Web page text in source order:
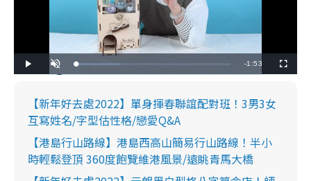
l
n
e
L
o
d
:
2
8
.
7
%
R
m
i
-1:53
u
c
r
【新年好去處2022】單身揮春聯誼配對班！3男3女
互寫姓名/字型估性格/戀愛Q&A
【港島行山路線】港島西高山簡易行山路線！半小
時輕鬆登頂 360度飽覽維港風景/遠眺青馬大橋